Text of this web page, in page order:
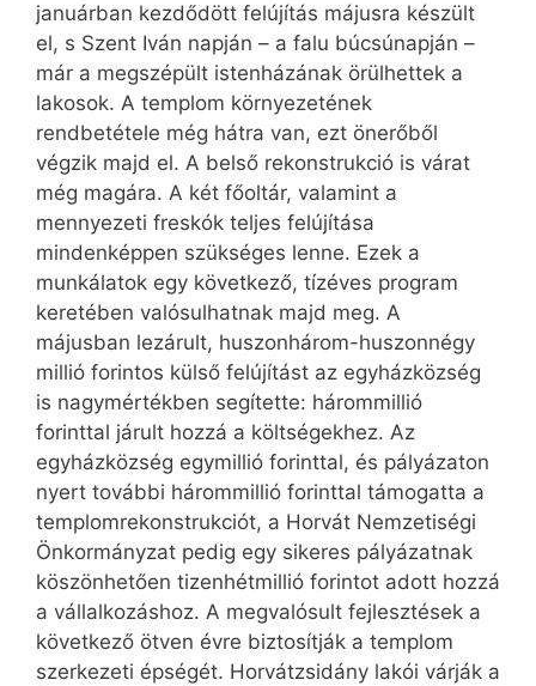
januárban kezdődött felújítás májusra készült
el, s Szent Iván napján – a falu búcsúnapján –
már a megszépült istenházának örülhettek a
lakosok. A templom környezetének
rendbetétele még hátra van, ezt önerőből
végzik majd el. A belső rekonstrukció is várat
még magára. A két főoltár, valamint a
mennyezeti freskók teljes felújítása
mindenképpen szükséges lenne. Ezek a
munkálatok egy következő, tízéves program
keretében valósulhatnak majd meg. A
májusban lezárult, huszonhárom-huszonnégy
millió forintos külső felújítást az egyházközség
is nagymértékben segítette: hárommillió
forinttal járult hozzá a költségekhez. Az
egyházközség egymillió forinttal, és pályázaton
nyert további hárommillió forinttal támogatta a
templomrekonstrukciót, a Horvát Nemzetiségi
Önkormányzat pedig egy sikeres pályázatnak
köszönhetően tizenhétmillió forintot adott hozzá
a vállalkozáshoz. A megvalósult fejlesztések a
következő ötven évre biztosítják a templom
szerkezeti épségét. Horvátzsidány lakói várják a